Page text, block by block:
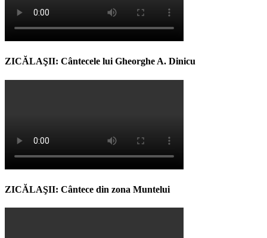
ZICĂLAŞII: Cântecele lui Gheorghe A. Dinicu
ZICĂLAŞII: Cântece din zona Muntelui